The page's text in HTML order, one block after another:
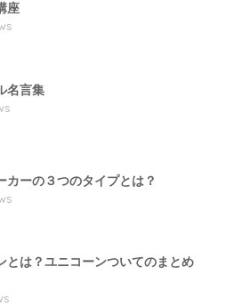
座
名言集
カーの３つのタイプとは？
とは？ユニコーンついてのまとめ